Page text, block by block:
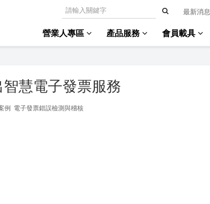
最新消息
營業人專區 產品服務 會員載具
慧電子發票服務
例 電子發票錯誤檢測與稽核